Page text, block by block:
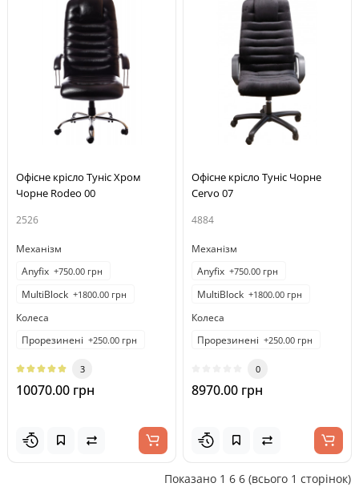
Офісне крісло Туніс Хром
Чорне Rodeo 00
2526
Механізм
Anyfix +750.00 грн
MultiBlock +1800.00 грн
Колеса
Прорезинені +250.00 грн
3
10070.00 грн
Офісне крісло Туніс Чорне
Cervo 07
4884
Механізм
Anyfix +750.00 грн
MultiBlock +1800.00 грн
Колеса
Прорезинені +250.00 грн
0
8970.00 грн
Показано 1 6 6 (всього 1 сторінок)